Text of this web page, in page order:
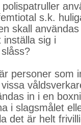
s.k.
skall
inställa sig i
personer som
in i en
i slagsmålet
det är helt